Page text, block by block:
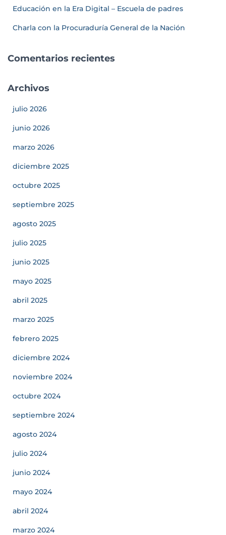
Educación en la Era Digital – Escuela de padres
Charla con la Procuraduría General de la Nación
Comentarios recientes
Archivos
julio 2026
junio 2026
marzo 2026
diciembre 2025
octubre 2025
septiembre 2025
agosto 2025
julio 2025
junio 2025
mayo 2025
abril 2025
marzo 2025
febrero 2025
diciembre 2024
noviembre 2024
octubre 2024
septiembre 2024
agosto 2024
julio 2024
junio 2024
mayo 2024
abril 2024
marzo 2024